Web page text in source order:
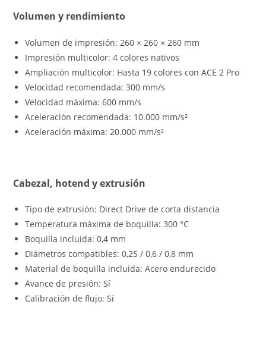
Volumen y rendimiento
Volumen de impresión: 260 × 260 × 260 mm
Impresión multicolor: 4 colores nativos
Ampliación multicolor: Hasta 19 colores con ACE 2 Pro
Velocidad recomendada: 300 mm/s
Velocidad máxima: 600 mm/s
Aceleración recomendada: 10.000 mm/s²
Aceleración máxima: 20.000 mm/s²
Cabezal, hotend y extrusión
Tipo de extrusión: Direct Drive de corta distancia
Temperatura máxima de boquilla: 300 °C
Boquilla incluida: 0,4 mm
Diámetros compatibles: 0,25 / 0,6 / 0,8 mm
Material de boquilla incluida: Acero endurecido
Avance de presión: Sí
Calibración de flujo: Sí